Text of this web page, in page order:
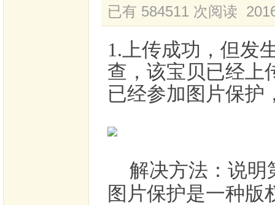
已有 584511 次阅读
1.上传成功，但发
查，该宝贝已经上
已经参加图片保护
解决方法： 说明
图片保护是一种版